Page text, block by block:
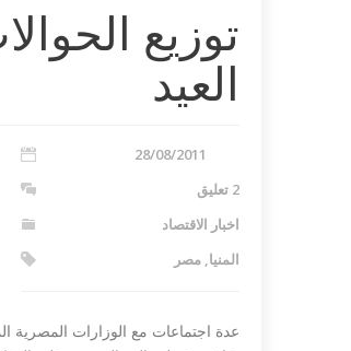
توزيع
العيد
28/08/2011
2 تعليق
اخبار الاقتصاد
المنيا, مصر
عدة اجتماعات مع الوزارات المصرية